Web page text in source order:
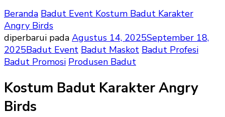
Beranda Badut Event Kostum Badut Karakter
Angry Birds
diperbarui pada Agustus 14, 2025September 18,
2025Badut Event Badut Maskot Badut Profesi
Badut Promosi Produsen Badut
Kostum Badut Karakter Angry
Birds